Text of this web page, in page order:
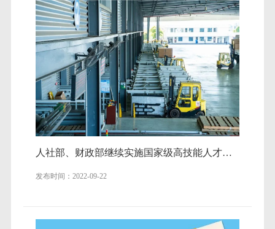
人社部、财政部继续实施国家级高技能人才培训基地和技能大师工作室建设项目
发布时间：2022-09-22